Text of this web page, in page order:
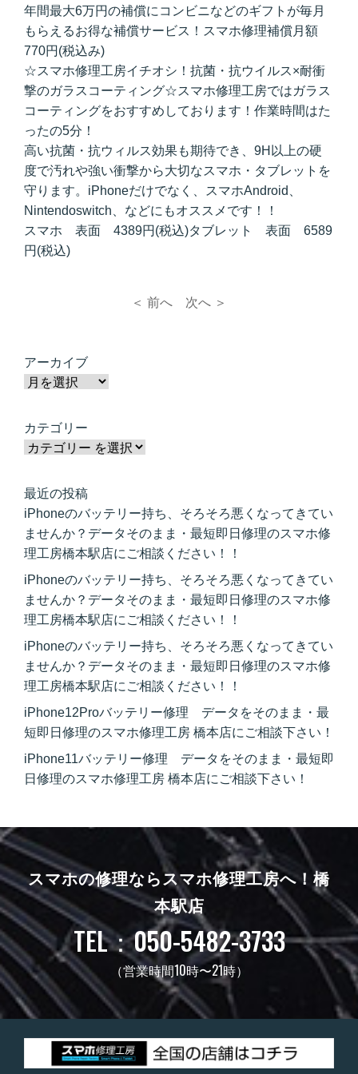
年間最大6万円の補償にコンビニなどのギフトが毎月
もらえるお得な補償サービス！スマホ修理補償月額
770円(税込み)
☆スマホ修理工房イチオシ！抗菌・抗ウイルス×耐衝
撃のガラスコーティング☆スマホ修理工房ではガラス
コーティングをおすすめしております！作業時間はた
ったの5分！
高い抗菌・抗ウィルス効果も期待でき、9H以上の硬
度で汚れや強い衝撃から大切なスマホ・タブレットを
守ります。iPhoneだけでなく、スマホAndroid、
Nintendoswitch、などにもオススメです！！
スマホ 表面 4389円(税込)タブレット 表面 6589
円(税込)
＜ 前へ 次へ ＞
アーカイブ
カテゴリー
最近の投稿
iPhoneのバッテリー持ち、そろそろ悪くなってきてい
ませんか？データそのまま・最短即日修理のスマホ修
理工房橋本駅店にご相談ください！！
iPhoneのバッテリー持ち、そろそろ悪くなってきてい
ませんか？データそのまま・最短即日修理のスマホ修
理工房橋本駅店にご相談ください！！
iPhoneのバッテリー持ち、そろそろ悪くなってきてい
ませんか？データそのまま・最短即日修理のスマホ修
理工房橋本駅店にご相談ください！！
iPhone12Proバッテリー修理 データをそのまま・最
短即日修理のスマホ修理工房 橋本店にご相談下さい！
iPhone11バッテリー修理 データをそのまま・最短即
日修理のスマホ修理工房 橋本店にご相談下さい！
スマホの修理ならスマホ修理工房へ！ 橋
本駅店
TEL：050-5482-3733
（営業時間10時〜21時）